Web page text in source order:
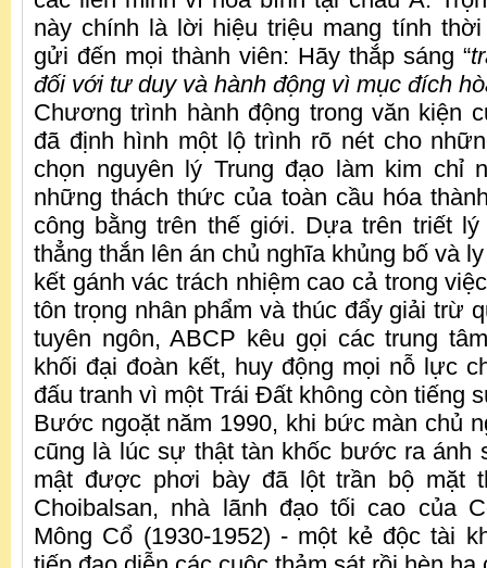
này chính là lời hiệu triệu mang tính
gửi đến mọi thành viên: Hãy thắp sáng “
đối với tư duy và hành động vì mục đích
Chương trình hành động trong văn kiện
đã định hình một lộ trình rõ nét cho
chọn nguyên lý Trung đạo làm kim chỉ
những thách thức của toàn cầu hóa
công bằng trên thế giới. Dựa trên triết
thẳng thắn lên án chủ nghĩa khủng bố và
kết gánh vác trách nhiệm cao cả trong
tôn trọng nhân phẩm và thúc đẩy giải trừ
tuyên ngôn, ABCP kêu gọi các trung
khối đại đoàn kết, huy động mọi nỗ lực
đấu tranh vì một Trái Đất không còn tiếng
Bước ngoặt năm 1990, khi bức màn chủ
cũng là lúc sự thật tàn khốc bước ra ánh
mật được phơi bày đã lột trần bộ mặt
Choibalsan, nhà lãnh đạo tối cao của
Mông Cổ (1930-1952) - một kẻ độc tài